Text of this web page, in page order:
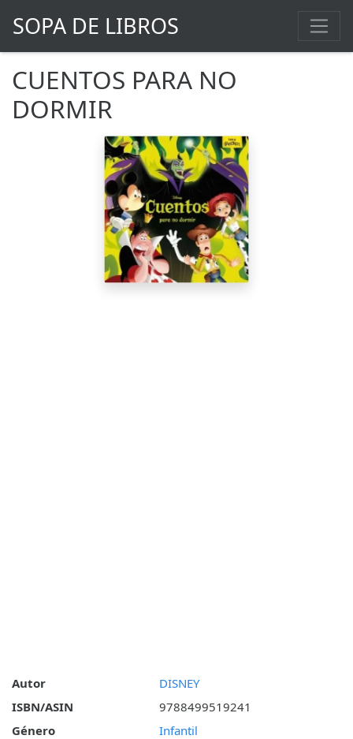
SOPA DE LIBROS
CUENTOS PARA NO
DORMIR
Autor
DISNEY
ISBN/ASIN
9788499519241
Género
Infantil